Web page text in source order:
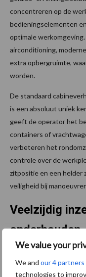
We value your
We and our 4 partners
technologies to
concentreren op de
bedieningselementen
optimale
airconditioning,
extra opbergruimte,
worden.
De standaard
is een absoluut uniek
geeft de operator het
containers of
verbeteren het
controle over de
zitpositie en een helder
veiligheid bij
Veelzijdig
onderhouden
toepas-singen, zoals